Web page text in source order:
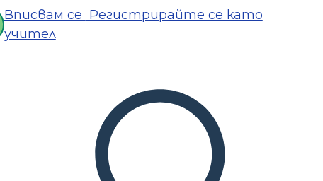
Вписвам се Регистрирайте се като
учител